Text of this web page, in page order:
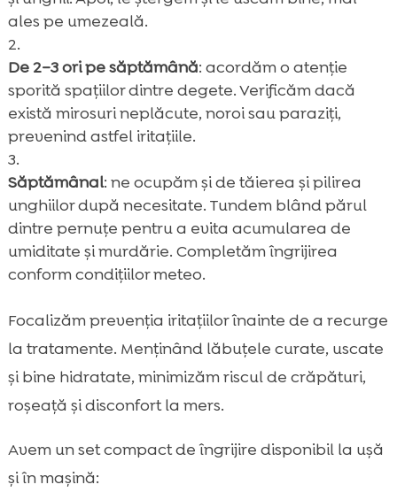
ales pe umezeală.
De 2–3 ori pe săptămână: acordăm o atenție
sporită spațiilor dintre degete. Verificăm dacă
există mirosuri neplăcute, noroi sau paraziți,
prevenind astfel iritațiile.
Săptămânal: ne ocupăm și de tăierea și pilirea
unghiilor după necesitate. Tundem blând părul
dintre pernuțe pentru a evita acumularea de
umiditate și murdărie. Completăm îngrijirea
conform condițiilor meteo.
Focalizăm prevenția iritațiilor înainte de a recurge
la tratamente. Menținând lăbuțele curate, uscate
și bine hidratate, minimizăm riscul de crăpături,
roșeață și disconfort la mers.
Avem un set compact de îngrijire disponibil la ușă
și în mașină: